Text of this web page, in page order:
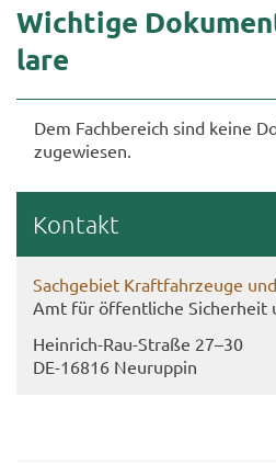
Wich­ti­ge
la­re
Dem Fach­be­reich sind keine
zu­ge­wie­sen.
Kon­takt
Sach­ge­biet Kraft­fahr­zeu­ge
Amt für öf­fent­li­che Si­cher­heit
Heinrich-​Rau-Straße 27–30
DE-​16816 Neu­rup­pin